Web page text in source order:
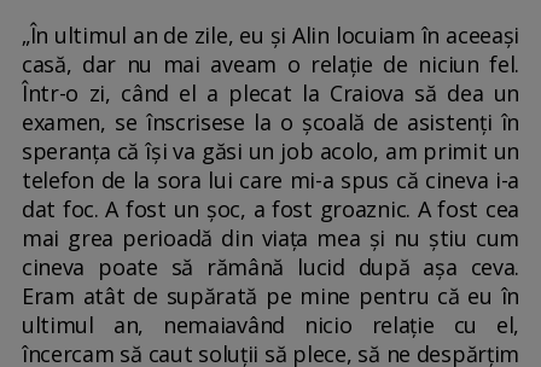
„În ultimul an de zile, eu și Alin locuiam în aceeași
casă, dar nu mai aveam o relație de niciun fel.
Într-o zi, când el a plecat la Craiova să dea un
examen, se înscrisese la o școală de asistenți în
speranța că își va găsi un job acolo, am primit un
telefon de la sora lui care mi-a spus că cineva i-a
dat foc. A fost un șoc, a fost groaznic. A fost cea
mai grea perioadă din viața mea și nu știu cum
cineva poate să rămână lucid după așa ceva.
Eram atât de supărată pe mine pentru că eu în
ultimul an, nemaiavând nicio relație cu el,
încercam să caut soluții să plece, să ne despărțim